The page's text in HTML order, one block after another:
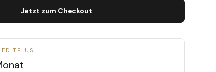
Jetzt zum Checkout